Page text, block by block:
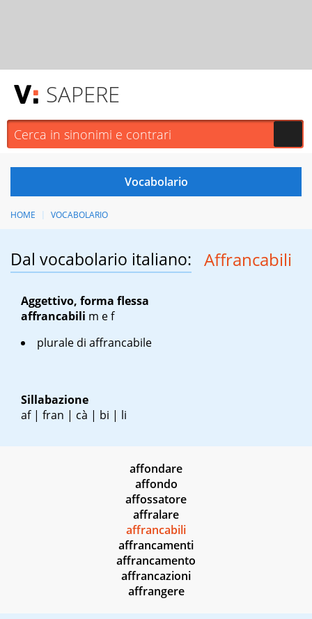
SAPERE
HOME VOCABOLARIO
Dal vocabolario italiano: Affrancabili
Aggettivo, forma flessa
affrancabili m ef
plurale di affrancabile
Sillabazione
af | fran | cà | bi | li
affondare
affondo
affossatore
affralare
affrancabili
affrancamenti
affrancamento
affrancazioni
affrangere